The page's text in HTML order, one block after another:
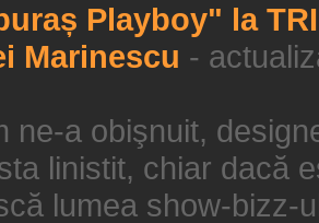
Playboy" la
Marinescu -
ne-a obişnuit,
linistit, chiar dacă
lumea show-bizz-